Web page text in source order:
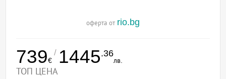
оферта от rio.bg
739€
/ 1445.36
лв.
ТОП ЦЕНА